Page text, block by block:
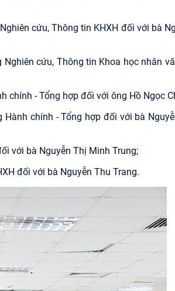
cứu, Thông tin KHXH đối với bà
cứu, Thông tin Khoa học nhân
chính - Tổng hợp đối với ông Hồ Ngọc
chính - Tổng hợp đối với bà
với bà Nguyễn Thị Minh Trung;
đối với bà Nguyễn Thu Trang.